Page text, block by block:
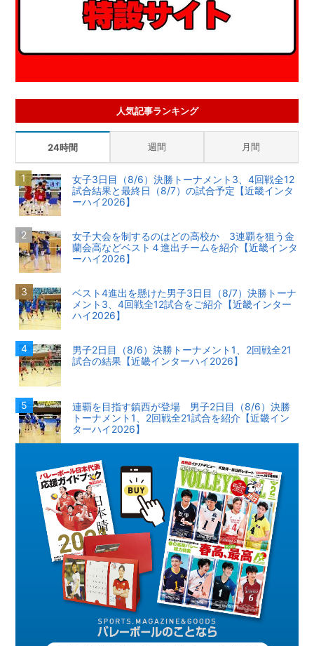
人気記事ランキング
24時間 週間 月間
女子3日目（8/6）決勝トーナメント3、4回戦全12
試合結果と最終日（8/7）の試合予定【近畿インタ
ーハイ2026】
女子大会を制するのはどの高校か 3連覇を狙う金
蘭会高などベスト４進出チームを紹介【近畿インタ
ーハイ2026】
ベスト4進出を懸けた男子3日目（8/7）決勝トーナ
メント3、4回戦全12試合をご紹介【近畿インター
ハイ2026】
男子2日目（8/6）決勝トーナメント1、2回戦全21
試合の結果【近畿インターハイ2026】
連覇を目指す鎮西が登場 男子2日目（8/6）決勝
トーナメント1、2回戦全21試合を紹介【近畿イン
ターハイ2026】